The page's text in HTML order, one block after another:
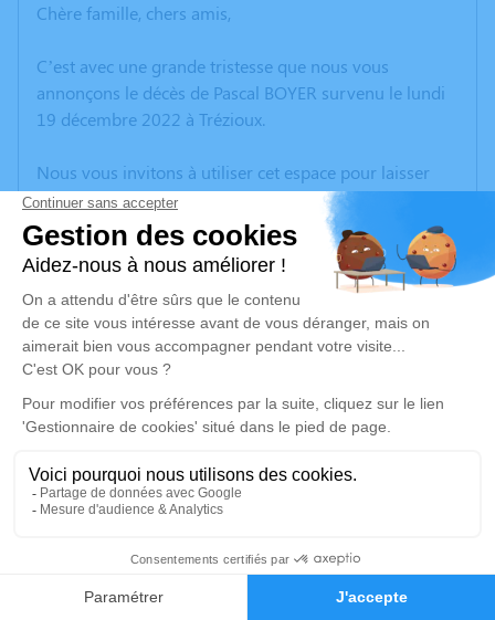
Faire-part Hommages
Chère famille, chers amis,
C’est avec une grande tristesse que nous vous
annonçons le décès de Pascal BOYER survenu le lundi
19 décembre 2022 à Trézioux.
Nous vous invitons à utiliser cet espace pour laisser
vos condoléances, partager des photos souvenirs, une
anecdote ou exprimer vos pensées à travers des
poèmes ou des textes. Cet endroit est un lieu
d'expression dédié à honorer la mémoire de Pascal
BOYER.
Un service de plantation d’arbre hommage est
disponible ici.
Je rends hommage
Cérémonie civile
Crématorium Amable Tuisat de Clermont-
Ferrand